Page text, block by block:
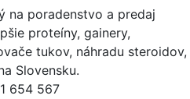
na poradenstvo a predaj
proteíny, gainery,
tukov, náhradu steroidov,
Slovensku.
654 567